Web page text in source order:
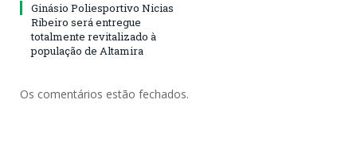
Ginásio Poliesportivo Nicias
Ribeiro será entregue
totalmente revitalizado à
população de Altamira
Os comentários estão fechados.